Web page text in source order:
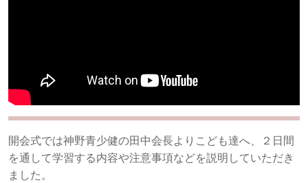
開会式では神野青少健の田中会長よりこども達へ、２日間
を通して学習する内容や注意事項などを説明していただき
ました。